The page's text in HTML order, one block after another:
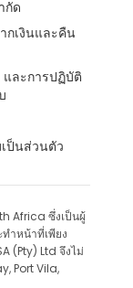
กัด
กเงินและคืน
และการปฏิบัติ
ป็นส่วนตัว
Africa ซึ่งเป็นผู้
ำหน้าที่เพียง
(Pty) Ltd จึงไม่
Port Vila,